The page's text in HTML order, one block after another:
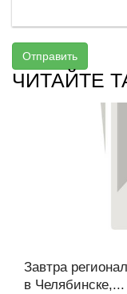
Отправить
ЧИТАЙТЕ
Завтра
в Челябинске,...